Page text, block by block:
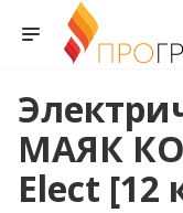
МАЯК
Elect [12